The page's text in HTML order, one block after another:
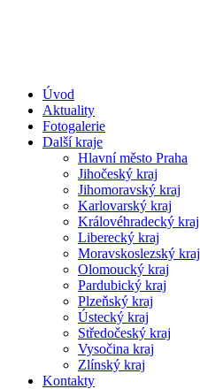
Úvod
Aktuality
Fotogalerie
Další kraje
Hlavní město Praha
Jihočeský kraj
Jihomoravský kraj
Karlovarský kraj
Královéhradecký kraj
Liberecký kraj
Moravskoslezský kraj
Olomoucký kraj
Pardubický kraj
Plzeňský kraj
Ústecký kraj
Středočeský kraj
Vysočina kraj
Zlínský kraj
Kontakty